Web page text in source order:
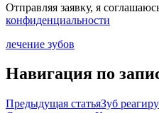
Отправляя заявку, я
конфиденциальности
лечение зубов
Навигация по
Предыдущая статьяЗуб